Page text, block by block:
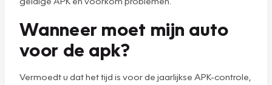
Wanneer moet mijn auto
voor de apk?
Vermoedt u dat het tijd is voor de jaarlijkse APK-controle,